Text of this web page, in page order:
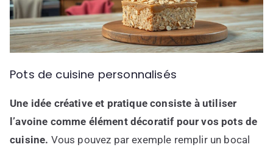
Pots de cuisine personnalisés
Une idée créative et pratique consiste à utiliser
l’avoine comme élément décoratif pour vos pots de
cuisine. Vous pouvez par exemple remplir un bocal